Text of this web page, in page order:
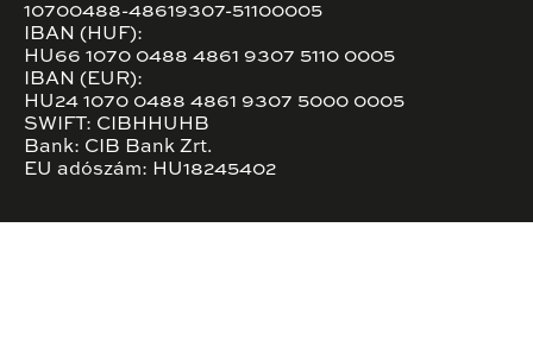
10700488-48619307-51100005
IBAN (HUF):
HU66 1070 0488 4861 9307 5110 0005
IBAN (EUR):
HU24 1070 0488 4861 9307 5000 0005
SWIFT: CIBHHUHB
Bank: CIB Bank Zrt.
EU adószám: HU18245402